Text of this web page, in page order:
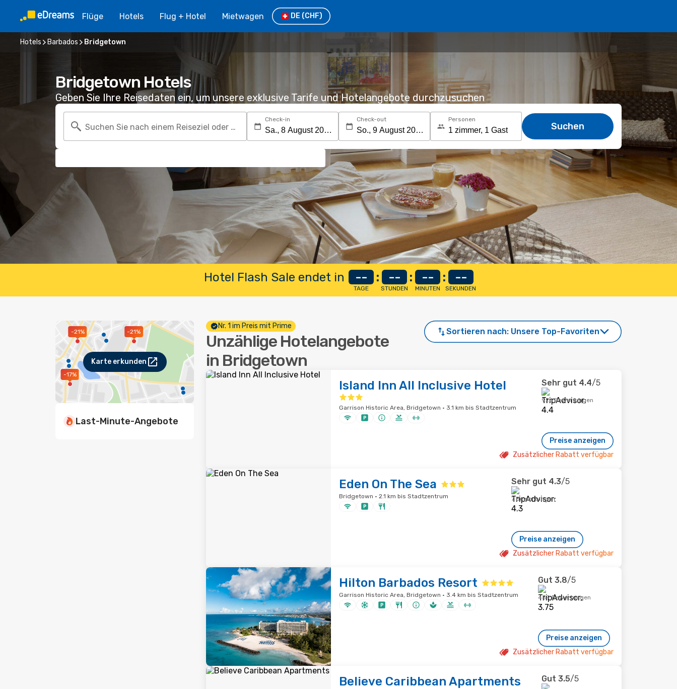
Flüge Hotels Flug + Hotel Mietwagen DE (CHF)
Hotels Barbados Bridgetown
Bridgetown Hotels
Geben Sie Ihre Reisedaten ein, um unsere exklusive Tarife und Hotelangebote durchzusuchen
Suchen Sie nach einem Reiseziel oder Hotel
Check-in Check-out Personen
Suchen
Hotel Flash Sale endet in --
TAGE
: --
STUNDEN
: --
MINUTEN
: --
SEKUNDEN
-21%
-21%
-17%
Karte erkunden
Last-Minute-Angebote
Nr. 1 im Preis mit Prime
Unzählige Hotelangebote
in Bridgetown
Sortieren nach: Unsere Top-Favoriten
Island Inn All Inclusive Hotel
Garrison Historic Area, Bridgetown · 3.1 km bis Stadtzentrum
Sehr gut 4.4/5
926 Bewertungen
Preise anzeigen
Zusätzlicher Rabatt verfügbar
Eden On The Sea
Bridgetown · 2.1 km bis Stadtzentrum
Sehr gut 4.3/5
7 Bewertungen
Preise anzeigen
Zusätzlicher Rabatt verfügbar
Hilton Barbados Resort
Garrison Historic Area, Bridgetown · 3.4 km bis Stadtzentrum
Gut 3.8/5
459 Bewertungen
Preise anzeigen
Zusätzlicher Rabatt verfügbar
Believe Caribbean Apartments Gut 3.5/5